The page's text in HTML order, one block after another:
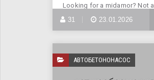
Looking for a midamor? Not a
problem! Visit the website
31 23.01.2026
АВТОБЕТОНОНАСОС